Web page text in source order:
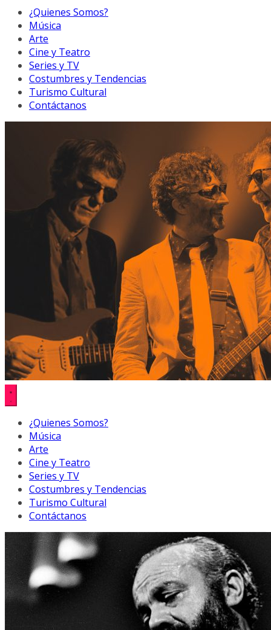
¿Quienes Somos?
Música
Arte
Cine y Teatro
Series y TV
Costumbres y Tendencias
Turismo Cultural
Contáctanos
¿Quienes Somos?
Música
Arte
Cine y Teatro
Series y TV
Costumbres y Tendencias
Turismo Cultural
Contáctanos